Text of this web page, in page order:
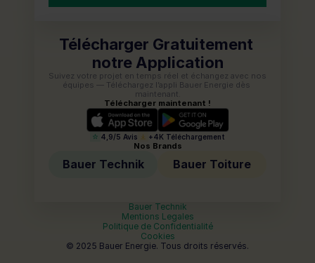
Télécharger Gratuitement
notre Application
Suivez votre projet en temps réel et échangez avec nos
équipes — Téléchargez l’appli Bauer Energie dès
maintenant.
Télécharger maintenant !
4,9/5 Avis +4K Téléchargement
Nos Brands
Bauer Technik Bauer Toiture
© 2025 Bauer Energie. Tous droits réservés.
Bauer Technik
Mentions Legales
Politique de Confidentialité
Cookies